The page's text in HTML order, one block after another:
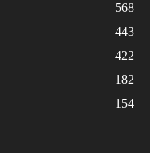
568
443
422
182
154